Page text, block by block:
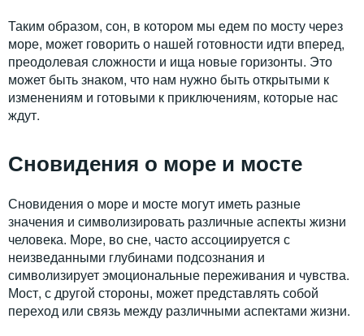
Таким образом, сон, в котором мы едем по мосту через
море, может говорить о нашей готовности идти вперед,
преодолевая сложности и ища новые горизонты. Это
может быть знаком, что нам нужно быть открытыми к
изменениям и готовыми к приключениям, которые нас
ждут.
Сновидения о море и мосте
Сновидения о море и мосте могут иметь разные
значения и символизировать различные аспекты жизни
человека. Море, во сне, часто ассоциируется с
неизведанными глубинами подсознания и
символизирует эмоциональные переживания и чувства.
Мост, с другой стороны, может представлять собой
переход или связь между различными аспектами жизни.